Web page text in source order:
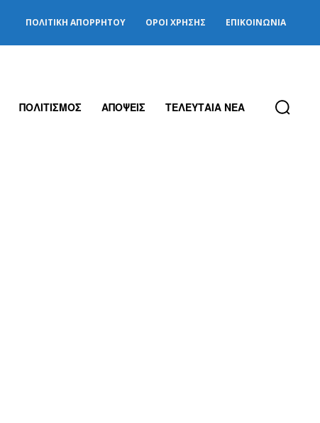
ΠΟΛΙΤΙΚΉ ΑΠΟΡΡΉΤΟΥ ΌΡΟΙ ΧΡΉΣΗΣ ΕΠΙΚΟΙΝΩΝΊΑ
ΠΟΛΙΤΙΣΜΟΣ ΑΠΟΨΕΙΣ ΤΕΛΕΥΤΑΙΑ ΝΕΑ